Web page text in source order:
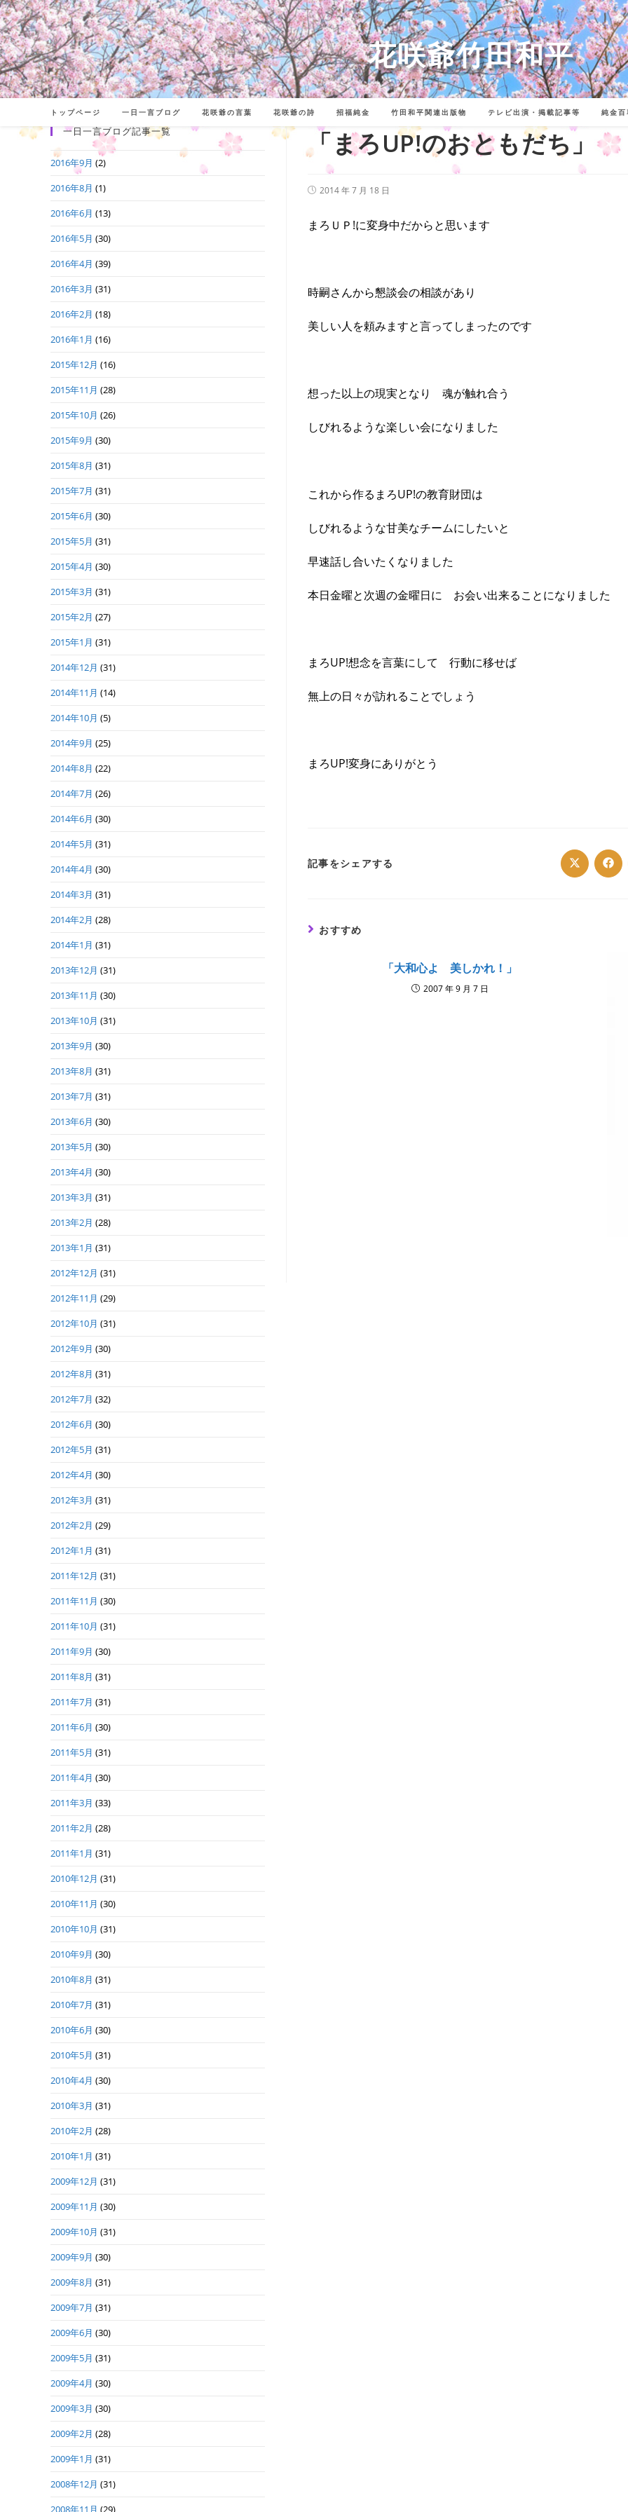
コ
ン
テ
ン
ツ
花咲爺竹田和平
トップページ 一日一言ブログ 花咲爺の言葉 花咲爺の詩 招福純金 竹田和平関連出版物 テレビ出演・掲載記事等 純金百
「まろUP!のおともだち」
投
開
日:
2014 年 7 月 18 日
まろＵＰ!に変身中だからと思います
時嗣さんから懇談会の相談があり
美しい人を頼みますと言ってしまったのです
想った以上の現実となり 魂が触れ合う
しびれるような楽しい会になりました
これから作るまろUP!の教育財団は
しびれるような甘美なチームにしたいと
早速話し合いたくなりました
本日金曜と次週の金曜日に お会い出来ることになりました
まろUP!想念を言葉にして 行動に移せば
無上の日々が訪れることでしょう
まろUP!変身にありがとう
記事をシェアする Opens
in in
おすすめ
「大和心よ 美しかれ！」
2007 年 9 月 7 日
一日一言ブログ記事一覧
2016年9月 (2)
2016年8月 (1)
2016年6月 (13)
2016年5月 (30)
2016年4月 (39)
2016年3月 (31)
2016年2月 (18)
2016年1月 (16)
2015年12月 (16)
2015年11月 (28)
2015年10月 (26)
2015年9月 (30)
2015年8月 (31)
2015年7月 (31)
2015年6月 (30)
2015年5月 (31)
2015年4月 (30)
2015年3月 (31)
2015年2月 (27)
2015年1月 (31)
2014年12月 (31)
2014年11月 (14)
2014年10月 (5)
2014年9月 (25)
2014年8月 (22)
2014年7月 (26)
2014年6月 (30)
2014年5月 (31)
2014年4月 (30)
2014年3月 (31)
2014年2月 (28)
2014年1月 (31)
2013年12月 (31)
2013年11月 (30)
2013年10月 (31)
2013年9月 (30)
2013年8月 (31)
2013年7月 (31)
2013年6月 (30)
2013年5月 (30)
2013年4月 (30)
2013年3月 (31)
2013年2月 (28)
2013年1月 (31)
2012年12月 (31)
2012年11月 (29)
2012年10月 (31)
2012年9月 (30)
2012年8月 (31)
2012年7月 (32)
2012年6月 (30)
2012年5月 (31)
2012年4月 (30)
2012年3月 (31)
2012年2月 (29)
2012年1月 (31)
2011年12月 (31)
2011年11月 (30)
2011年10月 (31)
2011年9月 (30)
2011年8月 (31)
2011年7月 (31)
2011年6月 (30)
2011年5月 (31)
2011年4月 (30)
2011年3月 (33)
2011年2月 (28)
2011年1月 (31)
2010年12月 (31)
2010年11月 (30)
2010年10月 (31)
2010年9月 (30)
2010年8月 (31)
2010年7月 (31)
2010年6月 (30)
2010年5月 (31)
2010年4月 (30)
2010年3月 (31)
2010年2月 (28)
2010年1月 (31)
2009年12月 (31)
2009年11月 (30)
2009年10月 (31)
2009年9月 (30)
2009年8月 (31)
2009年7月 (31)
2009年6月 (30)
2009年5月 (31)
2009年4月 (30)
2009年3月 (30)
2009年2月 (28)
2009年1月 (31)
2008年12月 (31)
2008年11月 (29)